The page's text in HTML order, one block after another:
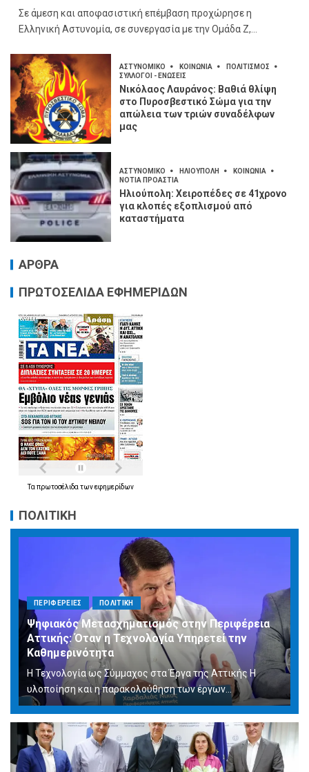
Σε άμεση και αποφασιστική επέμβαση προχώρησε η
Ελληνική Αστυνομία, σε συνεργασία με την Ομάδα Ζ,...
ΑΣΤΥΝΟΜΙΚΟ ΚΟΙΝΩΝΙΑ
ΠΟΛΙΤΙΣΜΟΣ
ΣΥΛΛΟΓΟΙ - ΕΝΩΣΕΙΣ
Νικόλαος Λαυράνος: Βαθιά θλίψη
στο Πυροσβεστικό Σώμα για την
απώλεια των τριών συναδέλφων
μας
ΑΣΤΥΝΟΜΙΚΟ ΗΛΙΟΥΠΟΛΗ
ΚΟΙΝΩΝΙΑ
ΝΟΤΙΑ ΠΡΟΑΣΤΙΑ
Ηλιούπολη: Χειροπέδες σε 41χρονο
για κλοπές εξοπλισμού από
καταστήματα
ΑΡΘΡΑ
ΠΡΩΤΟΣΕΛΙΔΑ ΕΦΗΜΕΡΙΔΩΝ
Τα πρωτοσέλιδα τωνεφημερίδων
ΠΟΛΙΤΙΚΗ
ΠΕΡΙΦΕΡΕΙΕΣ ΠΟΛΙΤΙΚΗ
Ψηφιακός Μετασχηματισμός στην Περιφέρεια
Αττικής: Όταν η Τεχνολογία Υπηρετεί την
Καθημερινότητα
Η Τεχνολογία ως Σύμμαχος στα Έργα της Αττικής Η
υλοποίηση και η παρακολούθηση των έργων...